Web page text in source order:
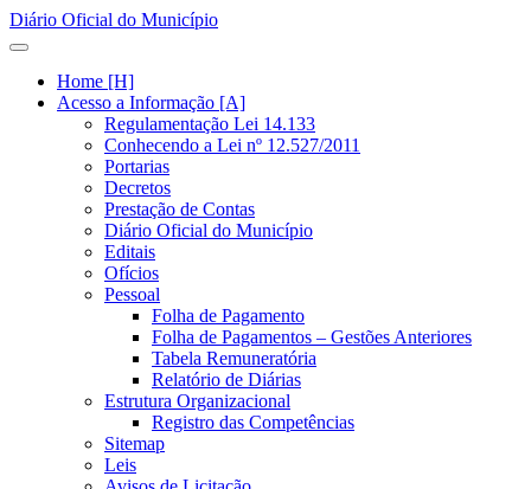
Diário Oficial do Município
Home [H]
Acesso a Informação [A]
Regulamentação Lei 14.133
Conhecendo a Lei nº 12.527/2011
Portarias
Decretos
Prestação de Contas
Diário Oficial do Município
Editais
Ofícios
Pessoal
Folha de Pagamento
Folha de Pagamentos – Gestões Anteriores
Tabela Remuneratória
Relatório de Diárias
Estrutura Organizacional
Registro das Competências
Sitemap
Leis